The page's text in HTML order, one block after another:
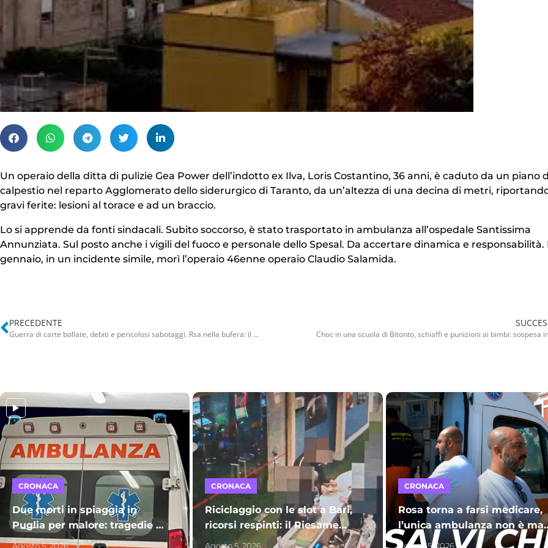
Un operaio della ditta di pulizie Gea Power dell’indotto ex Ilva, Loris Costantino, 36 anni, è caduto da un piano
calpestio nel reparto Agglomerato dello siderurgico di Taranto, da un’altezza di una decina di metri,
gravi ferite: lesioni al torace e ad un braccio.
Lo si apprende da fonti sindacali. Subito soccorso, è stato trasportato in ambulanza all’ospedale Santissima
Annunziata. Sul posto anche i vigili del fuoco e personale dello Spesal. Da accertare dinamica e responsabilità.
gennaio, in un incidente simile, morì l’operaio 46enne operaio Claudio Salamida.
PRECEDENTE
Guerra di carte bollate, debiti e pericolosi sabotaggi. Rsa nella bufera: il giallo di Casa Caterina
CRONACA
Due morti in spiaggia in
Puglia per malore: tragedie a
Sant’Isidoro e Bisceglie. A
Agosto 5, 2026
CRONACA
Riciclaggio con le slot a Bari,
ricorsi respinti: il Riesame
conferma il carcere per sette
Agosto 5, 2026
CRONACA
Rosa torna a farsi medicare,
l’unica ambulanza non è mai
stata autorizzata: c’è da
Agosto 5, 2026